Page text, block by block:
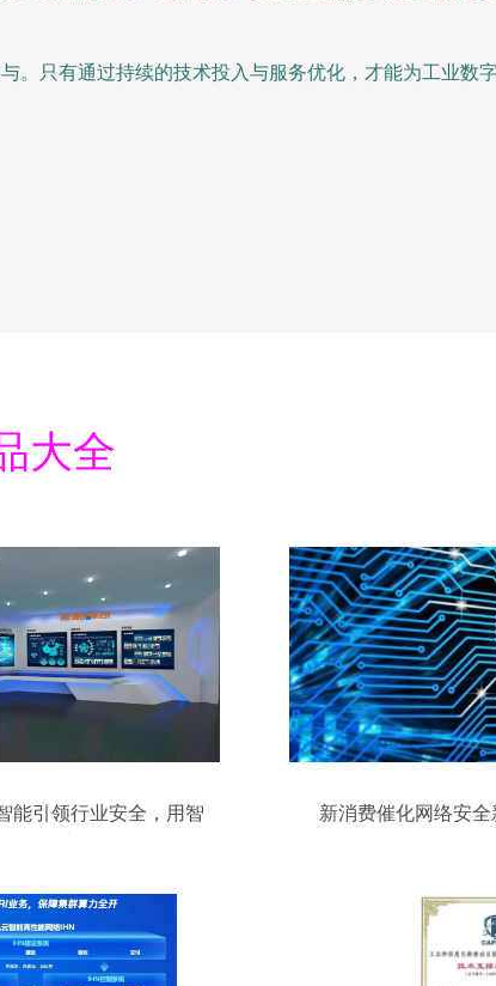
只有通过持续的技术投入与服务优化，才能为工业数
大全
能引领行业安全，用智
新消费催化网络安全